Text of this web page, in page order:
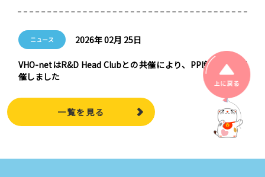
ニュース 2026年 02月 25日
VHO-netはR&D Head Clubとの共催により、PPI勉強会を開
催しました
一覧を見る
上に戻る